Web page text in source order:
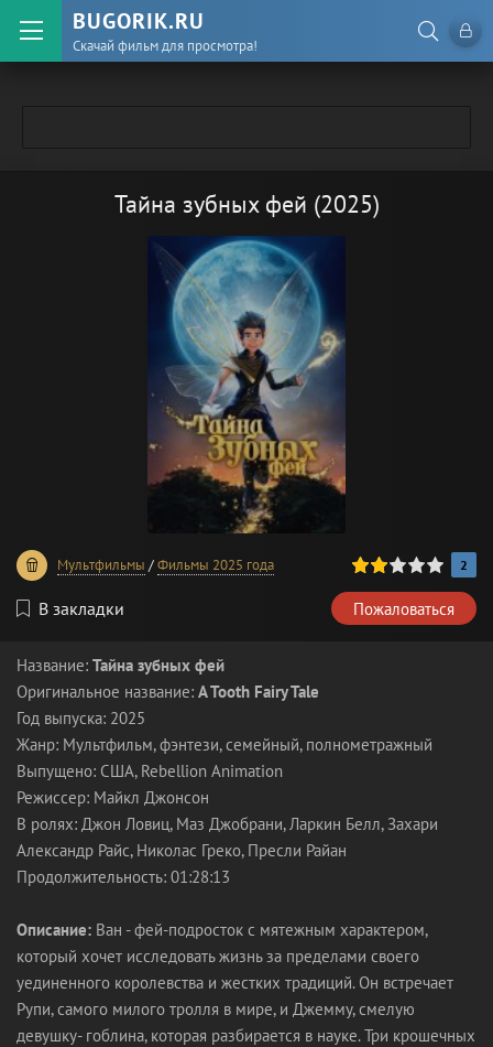
BUGORIK.RU
Скачай фильм для просмотра!
Тайна зубных фей (2025)
Мультфильмы /Фильмы 2025 года
40 1 2 2
В закладки Пожаловаться
Название: Тайна зубных фей
Оригинальное название: A Tooth Fairy Tale
Год выпуска: 2025
Жанр: Мультфильм, фэнтези, семейный, полнометражный
Выпущено: США, Rebellion Animation
Режиссер: Майкл Джонсон
В ролях: Джон Ловиц, Маз Джобрани, Ларкин Белл, Захари
Александр Райс, Николас Греко, Пресли Райан
Продолжительность: 01:28:13
Описание: Ван - фей-подросток с мятежным характером,
который хочет исследовать жизнь за пределами своего
уединенного королевства и жестких традиций. Он встречает
Рупи, самого милого тролля в мире, и Джемму, смелую
девушку- гоблина, которая разбирается в науке. Три крошечных